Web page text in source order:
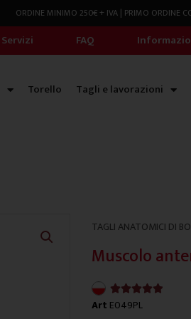
ORDINE MINIMO 250€ + IVA | PRIMO ORDINE
Servizi FAQ
Torello Tagli e lavorazioni
TAGLI ANATOMICI DI
Muscolo

Art E049PL